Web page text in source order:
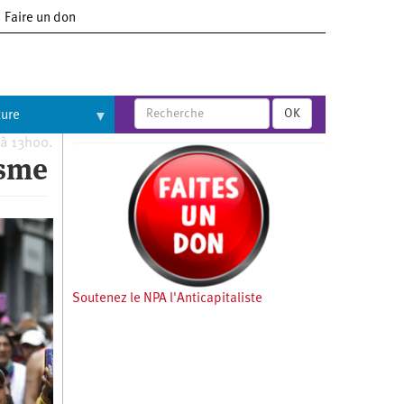
Faire un don
OK
13h00.
Soutenez le NPA l'Anticapitaliste